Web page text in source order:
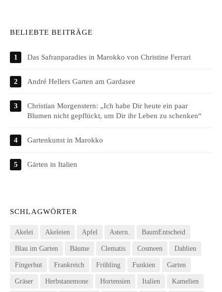
BELIEBTE BEITRÄGE
Das Safranparadies in Marokko von Christine Ferrari
André Hellers Garten am Gardasee
Christian Morgenstern: „Ich habe Dir heute ein paar
Blumen nicht gepflückt, um Dir ihr Leben zu schenken“
Gartenkunst in Marokko
Gärten in Italien
SCHLAGWÖRTER
Akelei Akeleien Apfel Astern. BaumEntscheid
Blau im Garten Bäume Clematis Cosmeen Dahlien
Fingerhut Frankreich Frühling Funkien Garten
Gräser Herbstanemone Hortensien Italien Kamelien